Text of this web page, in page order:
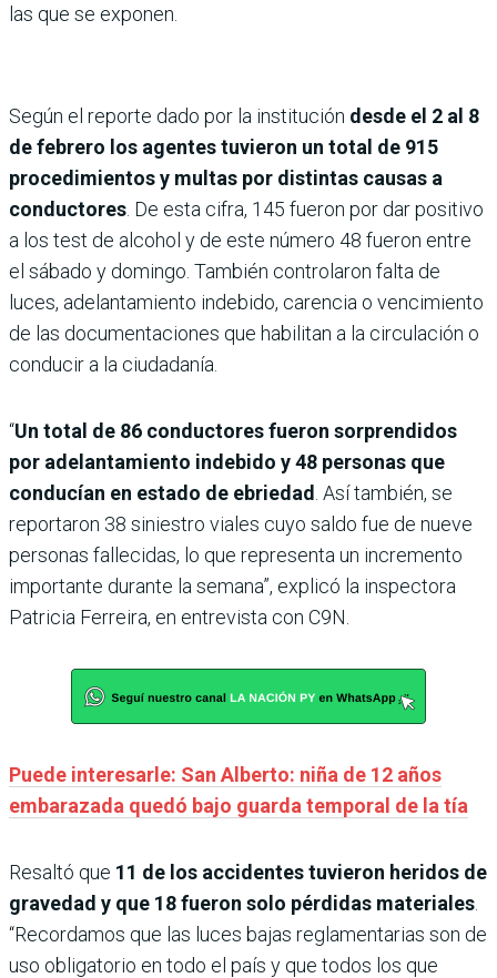
las que se exponen.
Según el reporte dado por la institución desde el 2 al 8
de febrero los agentes tuvieron un total de 915
procedimientos y multas por distintas causas a
conductores . De esta cifra, 145 fueron por dar positivo
a los test de alcohol y de este número 48 fueron entre
el sábado y domingo. También controlaron falta de
luces, adelantamiento indebido, carencia o vencimiento
de las documentaciones que habilitan a la circulación o
conducir a la ciudadanía.
“Un total de 86 conductores fueron sorprendidos
por adelantamiento indebido y 48 personas que
conducían en estado de ebriedad . Así también, se
reportaron 38 siniestro viales cuyo saldo fue de nueve
personas fallecidas, lo que representa un incremento
importante durante la semana”, explicó la inspectora
Patricia Ferreira, en entrevista con C9N.
Puede interesarle: San Alberto: niña de 12 años
embarazada quedó bajo guarda temporal de la tía
Resaltó que 11 de los accidentes tuvieron heridos de
gravedad y que 18 fueron solo pérdidas materiales
“Recordamos que las luces bajas reglamentarias son de
uso obligatorio en todo el país y que todos los que